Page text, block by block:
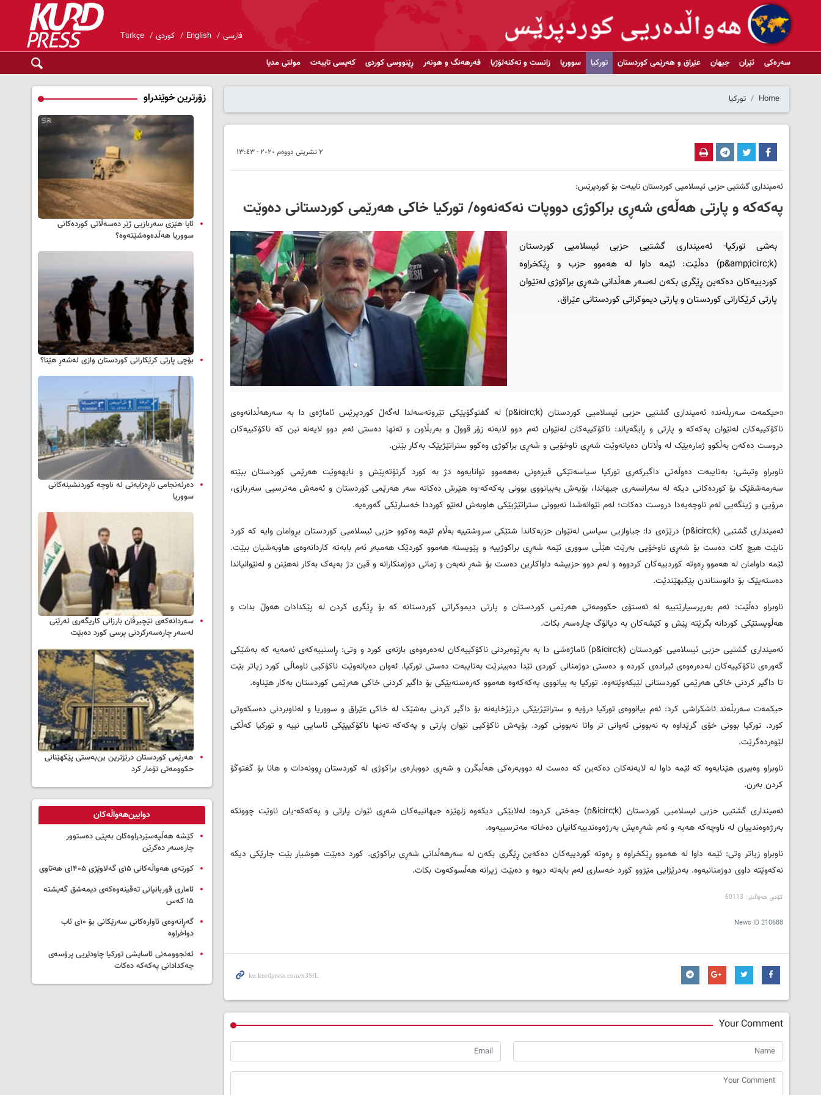
فارسی English کوردی Türkçe
سەرەکی ئێران جیهان عێراق و هەرێمی کوردستان تورکیا سووریا زانست و تەکنەلۆژیا فەرهەنگ و هونەر ڕێنووسی کوردی کەیسی تایبەت مولتی مدیا
Home تورکیا
٢ تشرینی دووەم ٢٠٢٠ - ١٣:٤٣
ئەمینداری گشتیی حزبی ئیسلامیی کوردستان تایبەت بۆ کوردپرێس:
پەکەکە و پارتی هەڵەی شەڕی براکوژی دووپات نەکەنەوە/ تورکیا خاکی هەرێمی کوردستانی دەوێت
بەشی تورکیا- ئەمینداری گشتیی حزبی ئیسلامیی کوردستان
(p&amp;icirc;k) دەڵێت: ئێمە داوا لە هەموو حزب و ڕێکخراوە
کوردییەکان دەکەین ڕێگری بکەن لەسەر هەڵدانی شەڕی براکوژی لەنێوان
پارتی کرێکارانی کوردستان و پارتی دیموکراتی کوردستانی عێراق.
«حیکمەت سەربڵەند» ئەمینداری گشتیی حزبی ئیسلامیی کوردستان (p&icirc;k) لە گفتوگۆیێکی تێروتەسەلدا لەگەڵ کوردپرێس ئاماژەی دا بە سەرهەڵدانەوەی
ناکۆکییەکان لەنێوان پەکەکە و پارتی و ڕایگەیاند: ناکۆکییەکان لەنێوان ئەم دوو لایەنە زۆر قووڵ و بەربڵاون و تەنها دەستی ئەم دوو لایەنە نین کە ناکۆکییەکان
دروست دەکەن بەڵکوو ژمارەیێک لە وڵاتان دەیانەوێت شەڕی ناوخۆیی و شەڕی براکوژی وەکوو ستراتێژیێک بەکار بێنن.
ناوبراو وتیشی: بەتایبەت دەوڵەتی داگیرکەری تورکیا سیاسەتێکی قیزەونی بەهەموو توانایەوە دژ بە کورد گرتۆتەپێش و نایهەوێت هەرێمی کوردستان ببێتە
سەرمەشقێک بۆ کوردەکانی دیکە لە سەرانسەری جیهاندا، بۆیەش بەبیانووی بوونی پەکەکە-وە هێرش دەکاتە سەر هەرێمی کوردستان و ئەمەش مەترسیی سەربازی،
مرۆیی و ژینگەیی لەم ناوچەیەدا دروست دەکات؛ لەم نێوانەشدا نەبوونی ستراتێژیێکی هاوبەش لەنێو کورددا خەسارێکی گەورەیە.
ئەمینداری گشتیی (p&icirc;k) درێژەی دا: جیاوازیی سیاسی لەنێوان حزبەکاندا شتێکی سروشتییە بەڵام ئێمە وەکوو حزبی ئیسلامیی کوردستان بڕوامان وایە کە کورد
نابێت هیچ کات دەست بۆ شەڕی ناوخۆیی بەرێت هێڵی سووری ئێمە شەڕی براکوژییە و پێویستە هەموو کوردێک هەمبەر ئەم بابەتە کاردانەوەی هاوبەشیان ببێت.
ئێمە داوامان لە هەموو ڕەوتە کوردییەکان کردووە و لەم دوو حزبیشە داواکارین دەست بۆ شەڕ نەبەن و زمانی دوژمنکارانە و قین دژ بەیەک بەکار نەهێنن و لەنێوانیاندا
دەستەیێک بۆ دانوستاندن پێکبهێندێت.
ناوبراو دەڵێت: ئەم بەرپرسیارێتییە لە ئەستۆی حکوومەتی هەرێمی کوردستان و پارتی دیموکراتی کوردستانە کە بۆ ڕێگری کردن لە پێکدادان هەوڵ بدات و
هەڵویستێکی کوردانە بگرێتە پێش و کێشەکان بە دیالۆگ چارەسەر بکات.
ئەمینداری گشتیی حزبی ئیسلامیی کوردستان (p&icirc;k) ئاماژەشی دا بە بەڕێوەبردنی ناکۆکییەکان لەدەرەوەی بازنەی کورد و وتی: ڕاستییەکەی ئەمەیە کە بەشێکی
گەورەی ناکۆکییەکان لەدەرەوەی ئیرادەی کوردە و دەستی دوژمنانی کوردی تێدا دەبینرێت بەتایبەت دەستی تورکیا. ئەوان دەیانەوێت ناکۆکیی ناوماڵی کورد زیاتر بێت
تا داگیر کردنی خاکی هەرێمی کوردستانی لێبکەوێتەوە. تورکیا بە بیانووی پەکەکەوە هەموو کەرەستەیێکی بۆ داگیر کردنی خاکی هەرێمی کوردستان بەکار هێناوە.
حیکمەت سەربڵەند ئاشکراشی کرد: ئەم بیانووەی تورکیا درۆیە و ستراتێژیێکی درێژخایەنە بۆ داگیر کردنی بەشێک لە خاکی عێراق و سووریا و لەناوبردنی دەسکەوتی
کورد. تورکیا بوونی خۆی گرێداوە بە نەبوونی ئەوانی تر واتا نەبوونی کورد. بۆیەش ناکۆکیی نێوان پارتی و پەکەکە تەنها ناکۆکییێکی ئاسایی نییە و تورکیا کەڵکی
لێوەردەگرێت.
ناوبراو وەبیری هێنایەوە کە ئێمە داوا لە لایەنەکان دەکەین کە دەست لە دووبەرەکی هەڵبگرن و شەڕی دووبارەی براکوژی لە کوردستان ڕوونەدات و هانا بۆ گفتوگۆ
کردن بەرن.
ئەمینداری گشتیی حزبی ئیسلامیی کوردستان (p&icirc;k) جەختی کردوە: لەلایێکی دیکەوە زلهێزە جیهانییەکان شەڕی نێوان پارتی و پەکەکە-یان ناوێت چوونکە
بەرژەوەندییان لە ناوچەکە هەیە و ئەم شەڕەیش بەرژەوەندییەکانیان دەخاتە مەترسییەوە.
ناوبراو زیاتر وتی: ئێمە داوا لە هەموو ڕێکخراوە و ڕەوتە کوردییەکان دەکەین ڕێگری بکەن لە سەرهەڵدانی شەڕی براکوژی. کورد دەبێت هوشیار بێت جارێکی دیکە
نەکەوێتە داوی دوژمنانیەوە. بەدرێژایی مێژوو کورد خەساری لەم بابەتە دیوە و دەبێت ژیرانە هەڵسوکەوت بکات.
کۆدی هەواڵنێر: 60113
News ID210688
Your Comment
زۆرترین خوێندراو
ئایا هێزی سەربازیی ژێر دەسەڵاتی کوردەکانی
سووریا هەڵدەوەشێتەوە؟
بۆچی پارتی کرێکارانی کوردستان وازی لەشەڕ هێنا؟
دەرئەنجامی ناڕەزایەتی لە ناوچە کوردنشینەکانی
سووریا
سه‌ردانه‌کەی نێچیرڤان بارزانی كاریگه‌ری ئه‌رێنی
له‌سه‌ر چاره‌سه‌ركردنی پرسی كورد ده‌بێت
هەرێمی کوردستان درێژترین بن‌بەستی پێکهێنانی
حکوومەتی تۆمار کرد
دوایین‌هەواڵەکان
کێشە هەڵپەسێردراوەکان بەپێی دەستوور
چارەسەر دەکرێن
کورتەی هەواڵەکانی ۱۵ی گەلاوێژی ۱۴۰۵ی هەتاوی
ئاماری قوربانیانی تەقینەوەکەی دیمەشق گەیشتە
۱۵ کەس
گەڕانەوەی ئاوارەکانی سەرێکانی بۆ ۱۰ی ئاب
دواخراوە
ئەنجوومەنی ئاسایشی تورکیا چاودێریی پرۆسەی
چەکدادانی پەکەکە دەکات